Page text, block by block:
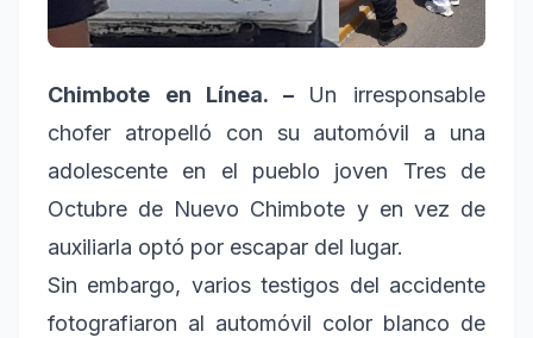
Chimbote en Línea. – Un irresponsable
chofer atropelló con su automóvil a una
adolescente en el pueblo joven Tres de
Octubre de Nuevo Chimbote y en vez de
auxiliarla optó por escapar del lugar.
Sin embargo, varios testigos del accidente
fotografiaron al automóvil color blanco de